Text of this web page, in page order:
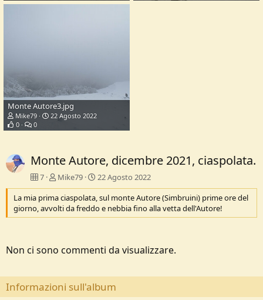
Monte Autore3.jpg
Mike79
22 Agosto 2022
0
0
Monte Autore, dicembre 2021, ciaspolata.
7 Mike79
22 Agosto 2022
La mia prima ciaspolata, sul monte Autore (Simbruini) prime ore del
giorno, avvolti da freddo e nebbia fino alla vetta dell'Autore!
Non ci sono commenti da visualizzare.
Informazioni sull'album